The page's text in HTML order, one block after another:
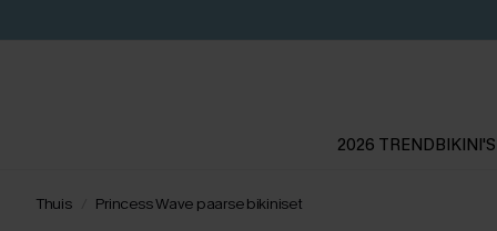
2026 TRENDBIKINI'S
Thuis Princess Wave paarse bikiniset